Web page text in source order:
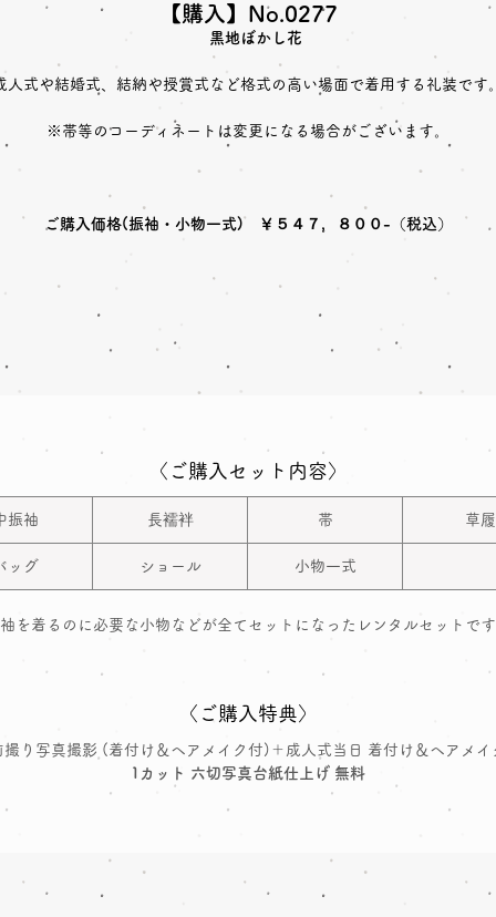
【購入】No.0277
黒地ぼかし花
人式や結婚式、結納や授賞式など格式の高い場面で着用する礼装です
※帯等のコーディネートは変更になる場合がございます。
ご購入価格(振袖・小物一式) ￥５４７，８００-（税込）
〈ご購入セット内容〉
振袖 長襦袢 帯 草履
ッグ ショール 小物一式
を着るのに必要な小物などが全てセットになったレンタルセットで
〈ご購入特典〉
撮り写真撮影 (着付け＆ヘアメイク付)＋成人式当日 着付け＆ヘアメイ
1カット 六切写真台紙仕上げ 無料